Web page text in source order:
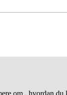
om , hvordan du